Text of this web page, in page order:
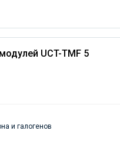
UCT-TMF 5
и галогенов